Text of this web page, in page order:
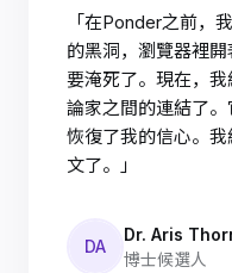
「在Ponder之前，
的黑洞，瀏覽器裡
要淹死了。現在，
論家之間的連結了
恢復了我的信心。
文了。」
DA
Dr. Aris
博士候選人